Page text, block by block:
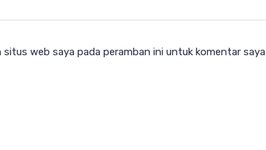
situs web saya pada peramban ini untuk komentar saya